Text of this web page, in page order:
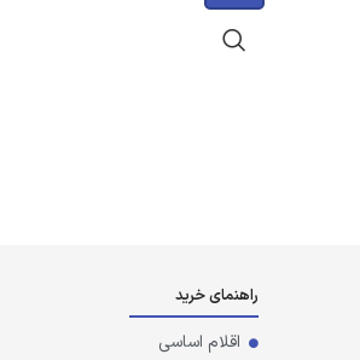
راهنمای خرید
اقلام اساسی